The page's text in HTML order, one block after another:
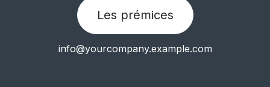
Les prémices
info@yourcompany.example.com